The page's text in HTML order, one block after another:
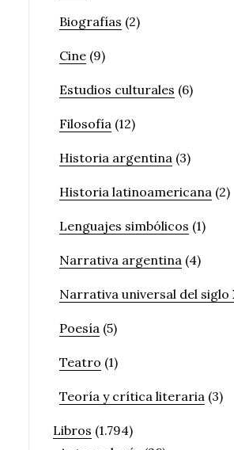
Biografías (2)
Cine (9)
Estudios culturales (6)
Filosofía (12)
Historia argentina (3)
Historia latinoamericana (2)
Lenguajes simbólicos (1)
Narrativa argentina (4)
Narrativa universal del siglo
Poesía (5)
Teatro (1)
Teoría y crítica literaria (3)
Libros (1.794)